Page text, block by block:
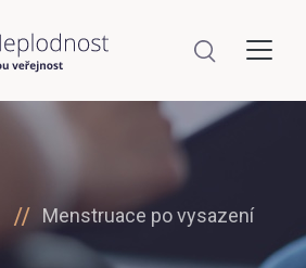
Menstruace po vysazení